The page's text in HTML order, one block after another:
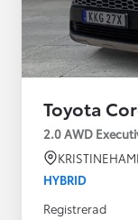
Toyota
2.0 AWD
HYBRID
Registrerad